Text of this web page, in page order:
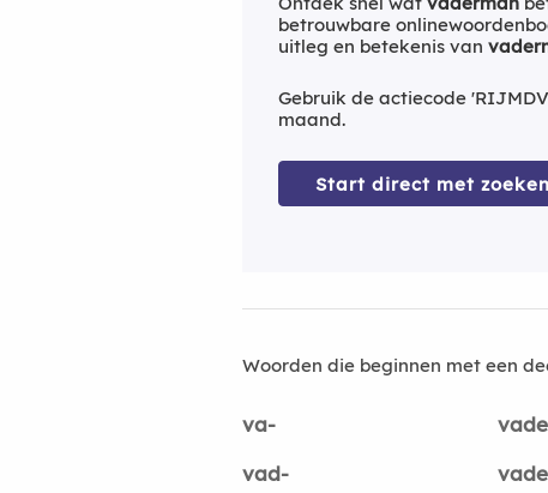
betrouwbare
uitleg en betekenis van
Gebruik de actiecode
maand.
Start direct met
Woorden die beginnen met een
va-
vad-